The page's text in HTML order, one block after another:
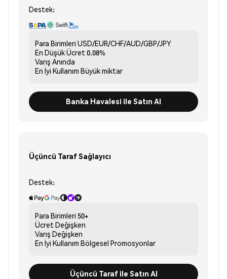
Destek:
Para Birimleri USD/EUR/CHF/AUD/GBP/JPY
En Düşük Ücret 0.08%
Varış Anında
En İyi Kullanım Büyük miktar
Banka Havalesi ile Satın Al
Üçüncü Taraf Sağlayıcı
Destek:
Para Birimleri 50+
Ücret Değişken
Varış Değişken
En İyi Kullanım Bölgesel Promosyonlar
Üçüncü Taraf ile Satın Al